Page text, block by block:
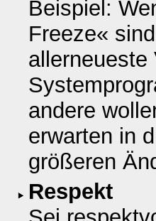
Beispiel:
Freeze«
allerneueste
andere
erwarten in
größeren
Respekt